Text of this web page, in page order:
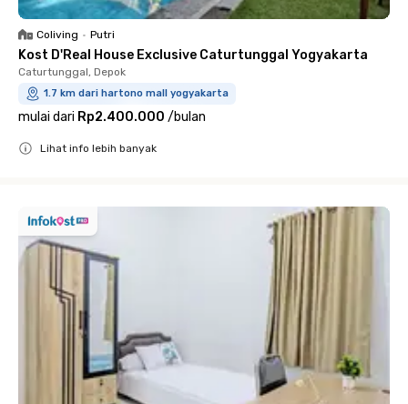
Coliving • Putri
Kost D'Real House Exclusive Caturtunggal Yogyakarta
Caturtunggal, Depok
1.7 km dari hartono mall yogyakarta
mulai dari Rp2.400.000 /bulan
Lihat info lebih banyak